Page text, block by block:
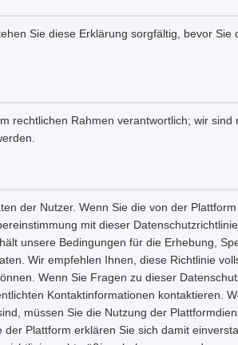
Sie diese Erklärung sorgfältig, bevor Sie
rechtlichen Rahmen verantwortlich; wir sind
der Nutzer. Wenn Sie die von der
mit dieser
unsere Bedingungen für die Erhebung,
Wir empfehlen Ihnen, diese Richtlinie
Wenn Sie Fragen zu dieser
Kontaktinformationen kontaktieren.
müssen Sie die Nutzung der
Plattform erklären Sie sich damit